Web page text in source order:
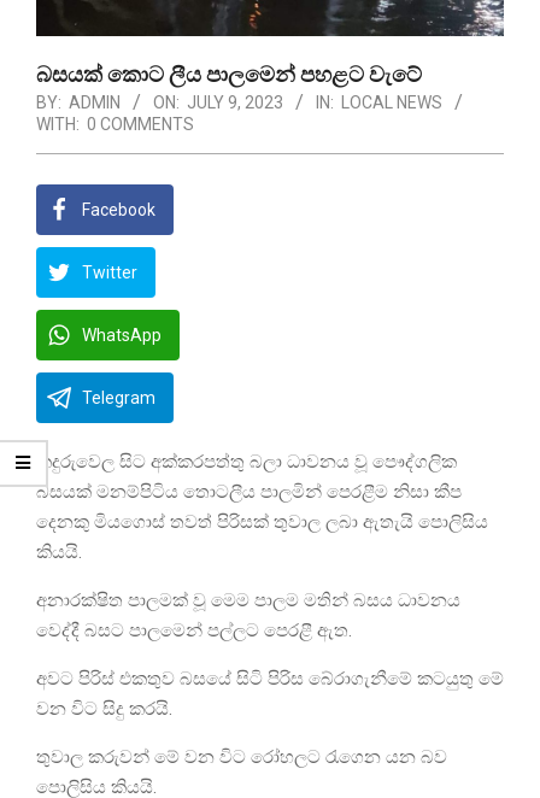
බසයක් කොට ලීය පාලමෙන් පහළට වැටේ
BY: ADMIN ON: JULY 9, 2023 IN:
LOCAL NEWS
WITH: 0 COMMENTS
Facebook
Twitter
WhatsApp
Telegram
කදුරුවෙල සිට අක්කරපත්තු බලා ධාවනය වූ පෞද්ගලික
බසයක් මනම්පිටිය තොටලීය පාලමින් පෙරළීම නිසා කීප
දෙනකු මියගොස් තවත් පිරිසක් තුවාල ලබා ඇතැයි පොලිසිය
කියයි.
අනාරක්ෂිත පාලමක් වූ මෙම පාලම මතින් බසය ධාවනය
වෙද්දී බසට පාලමෙන් පල්ලට පෙරළී ඇත.
අවට පිරිස් එකතුව බසයේ සිටි පිරිස බේරාගැනීමේ කටයුතු මේ
වන විට සිදු කරයි.
තුවාල කරුවන් මේ වන විට රෝහලට රැගෙන යන බව
පොලිසිය කියයි.